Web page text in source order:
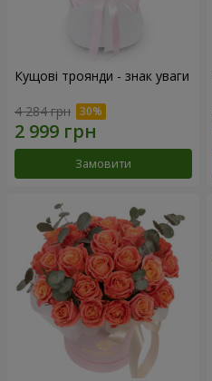
Кущові троянди - знак уваги
4 284 грн
Замовити